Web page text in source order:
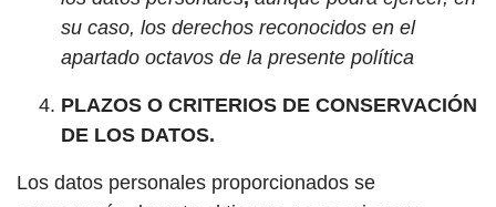
su caso, los derechos reconocidos en el
apartado octavos de la presente política
PLAZOS O CRITERIOS DE CONSERVACIÓN
DE LOS DATOS.
Los datos personales proporcionados se